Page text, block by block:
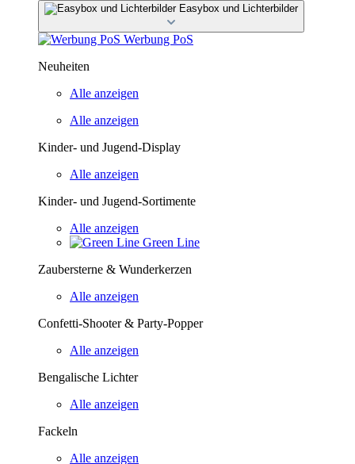
Easybox und Lichterbilder
Werbung PoS
Neuheiten
Alle anzeigen
Alle anzeigen
Kinder- und Jugend-Display
Alle anzeigen
Kinder- und Jugend-Sortimente
Alle anzeigen
Green Line
Zaubersterne & Wunderkerzen
Alle anzeigen
Confetti-Shooter & Party-Popper
Alle anzeigen
Bengalische Lichter
Alle anzeigen
Fackeln
Alle anzeigen